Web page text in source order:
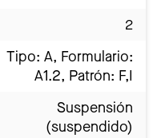
2
Tipo: A, Formulario:
A1.2, Patrón: F,I
Suspensión
(suspendido)